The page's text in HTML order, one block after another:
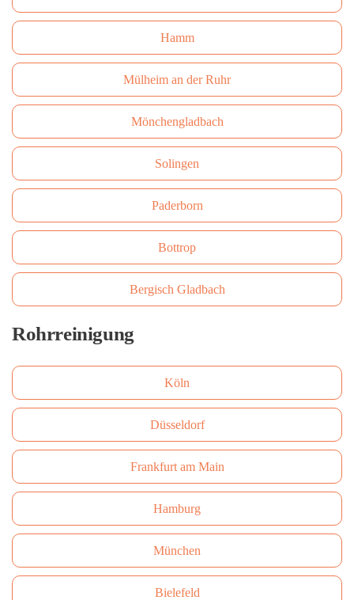
Hamm
Mülheim an der Ruhr
Mönchengladbach
Solingen
Paderborn
Bottrop
Bergisch Gladbach
Rohrreinigung
Köln
Düsseldorf
Frankfurt am Main
Hamburg
München
Bielefeld